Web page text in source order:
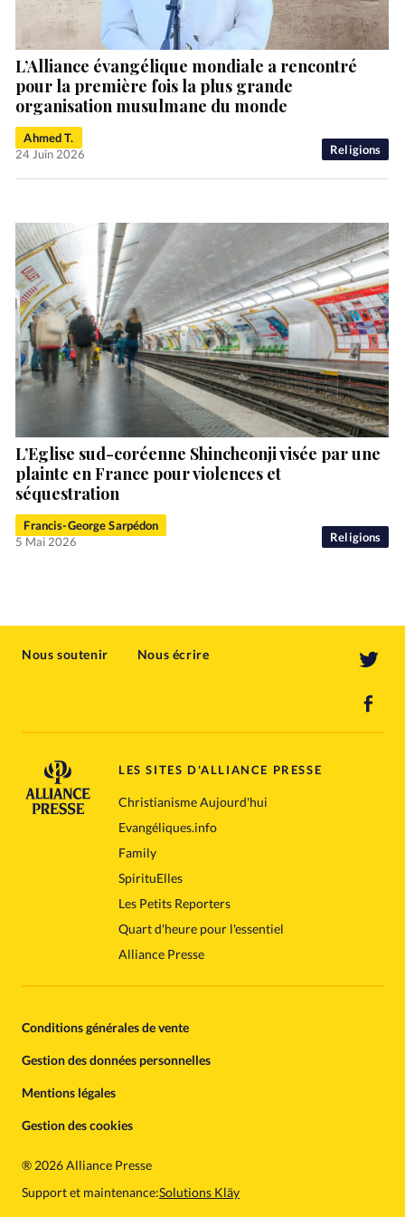
Religions
L’Alliance évangélique mondiale a rencontré
pour la première fois la plus grande
organisation musulmane du monde
Ahmed T.
24 Juin 2026
Religions
L’Eglise sud-coréenne Shincheonji visée par une
plainte en France pour violences et
séquestration
Francis-George Sarpédon
5 Mai 2026
Nous soutenir Nous écrire
LES SITES D'ALLIANCE PRESSE
Christianisme Aujourd'hui
Evangéliques.info
Family
SpirituElles
Les Petits Reporters
Quart d'heure pour l'essentiel
Alliance Presse
Conditions générales de vente
Gestion des données personnelles
Mentions légales
Gestion des cookies
® 2026 Alliance Presse
Support et maintenance:Solutions Kläy